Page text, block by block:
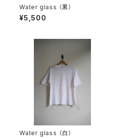
Water glass （黒）
¥5,500
Water glass （白）